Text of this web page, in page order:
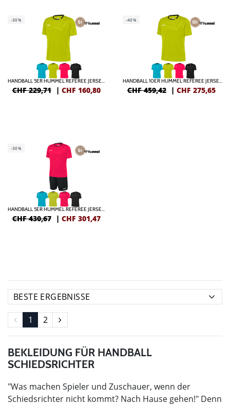
-30%
HANDBALL 5ER HUMMEL REFEREE JERSEY S/S
CHF 229,71 | CHF 160,80
-40%
HANDBALL 10ER HUMMEL REFEREE JERSEY S/S
CHF 459,42 | CHF 275,65
-30%
HANDBALL 5ER HUMMEL REFEREE JERSEY S/S + SHORTS
CHF 430,67 | CHF 301,47
1 2
BEKLEIDUNG FÜR HANDBALL
SCHIEDSRICHTER
"Was machen Spieler und Zuschauer, wenn der
Schiedsrichter nicht kommt? Nach Hause gehen!" Denn